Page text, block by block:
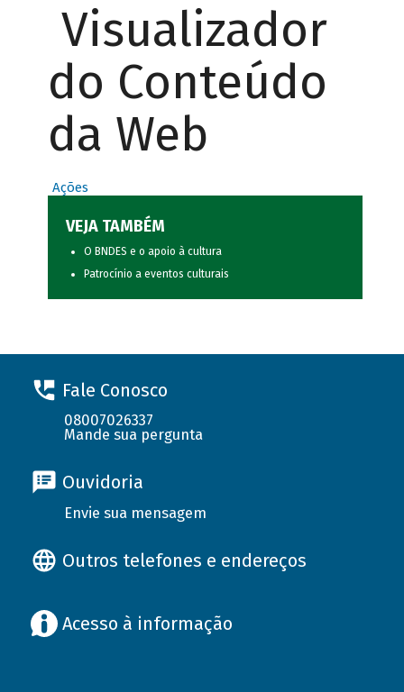
Visualizador
do Conteúdo
da Web
Ações
VEJA TAMBÉM
O BNDES e o apoio à cultura
Patrocínio a eventos culturais
Fale Conosco
08007026337
Mande sua pergunta
Ouvidoria
Envie sua mensagem
Outros telefones e endereços
Acesso à informação